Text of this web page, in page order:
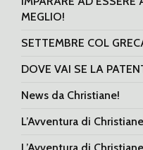
MEGLIO!
SETTEMBRE COL
DOVE VAI SE LA
News da Christiane!
L’Avventura di